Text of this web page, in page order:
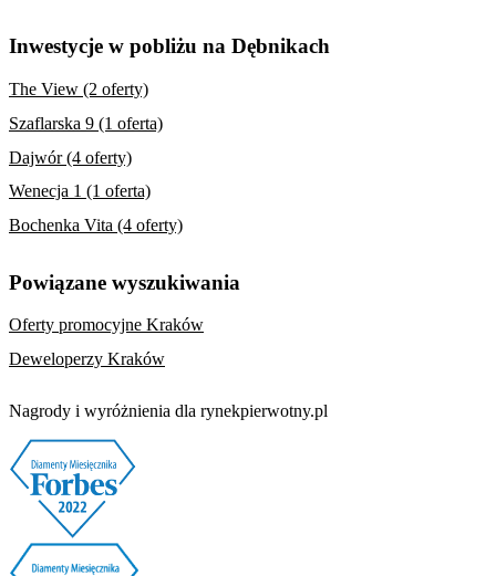
Inwestycje w pobliżu na Dębnikach
The View (2 oferty)
Szaflarska 9 (1 oferta)
Dajwór (4 oferty)
Wenecja 1 (1 oferta)
Bochenka Vita (4 oferty)
Powiązane wyszukiwania
Oferty promocyjne Kraków
Deweloperzy Kraków
Nagrody i wyróżnienia dla rynekpierwotny.pl